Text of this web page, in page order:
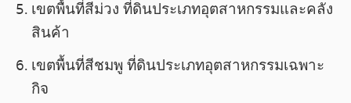
เขตพื้นที่สีม่วง ที่ดินประเภทอุตสาหกรรมและคลัง
สินค้า
เขตพื้นที่สีชมพู ที่ดินประเภทอุตสาหกรรมเฉพาะ
กิจ